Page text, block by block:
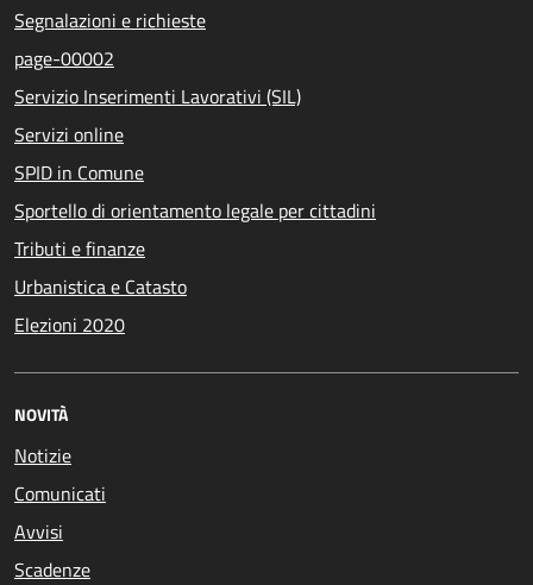
Segnalazioni e richieste
page-00002
Servizio Inserimenti Lavorativi (SIL)
Servizi online
SPID in Comune
Sportello di orientamento legale per cittadini
Tributi e finanze
Urbanistica e Catasto
Elezioni 2020
NOVITÀ
Notizie
Comunicati
Avvisi
Scadenze